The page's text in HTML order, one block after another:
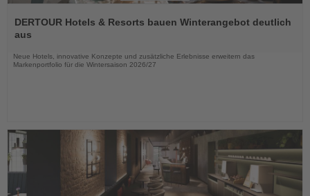
Sie
die
DERTOUR Hotels & Resorts bauen Winterangebot deutlich
aus
Neue Hotels, innovative Konzepte und zusätzliche Erlebnisse erweitern das
Markenportfolio für die Wintersaison 2026/27